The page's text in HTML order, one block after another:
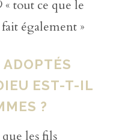
« tout ce que le
également »
EST-T-IL
?
les fils